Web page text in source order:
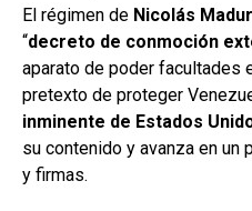
El régimen de Nicolás
“decreto de conmoción
aparato de poder facultades
pretexto de proteger
inminente de Estados
su contenido y avanza en
y firmas.